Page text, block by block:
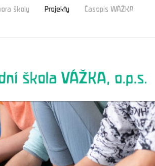
školy Projekty Časopis WÁŽKA